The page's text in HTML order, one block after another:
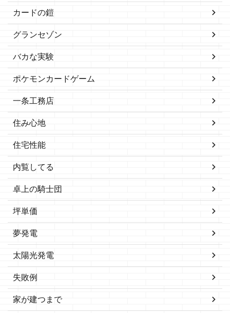
カードの鎧
グランセゾン
バカな実験
ポケモンカードゲーム
一条工務店
住み心地
住宅性能
内覧してる
卓上の騎士団
坪単価
夢発電
太陽光発電
失敗例
家が建つまで